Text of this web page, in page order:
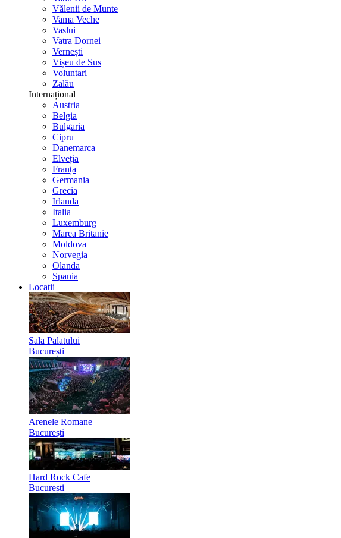
Vălenii de Munte
Vama Veche
Vaslui
Vatra Dornei
Vernești
Vișeu de Sus
Voluntari
Zalău
Internațional
Austria
Belgia
Bulgaria
Cipru
Danemarca
Elveția
Franța
Germania
Grecia
Irlanda
Italia
Luxemburg
Marea Britanie
Moldova
Norvegia
Olanda
Spania
Locații
Sala Palatului
București
Arenele Romane
București
Hard Rock Cafe
București